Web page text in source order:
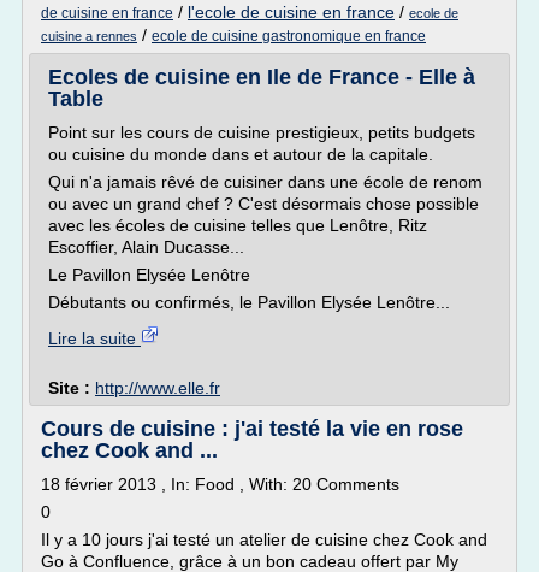
de cuisine en france / l'ecole de cuisine en france / ecole de
cuisine a rennes / ecole de cuisine gastronomique en france
Ecoles de cuisine en Ile de France - Elle à
Table
Point sur les cours de cuisine prestigieux, petits budgets
ou cuisine du monde dans et autour de la capitale.
Qui n'a jamais rêvé de cuisiner dans une école de renom
ou avec un grand chef ? C'est désormais chose possible
avec les écoles de cuisine telles que Lenôtre, Ritz
Escoffier, Alain Ducasse...
Le Pavillon Elysée Lenôtre
Débutants ou confirmés, le Pavillon Elysée Lenôtre...
Lire la suite
Site : http://www.elle.fr
Cours de cuisine : j'ai testé la vie en rose
chez Cook and ...
18 février 2013 , In: Food , With: 20 Comments
0
Il y a 10 jours j'ai testé un atelier de cuisine chez Cook and
Go à Confluence, grâce à un bon cadeau offert par My